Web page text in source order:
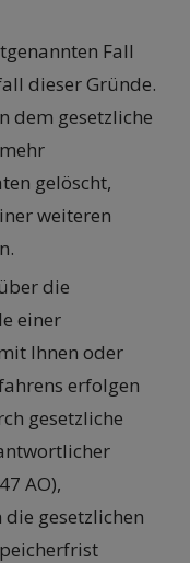
Fall
dieser Gründe.
dem gesetzliche
gelöscht,
weiteren
die
einer
Ihnen oder
erfolgen
gesetzliche
AO),
gesetzlichen